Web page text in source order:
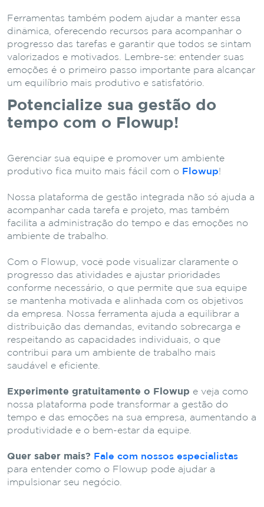
Ferramentas também podem ajudar a manter essa
dinâmica, oferecendo recursos para acompanhar o
progresso das tarefas e garantir que todos se sintam
valorizados e motivados. Lembre-se: entender suas
emoções é o primeiro passo importante para alcançar
um equilíbrio mais produtivo e satisfatório.
Potencialize sua gestão do
tempo com o Flowup!
Gerenciar sua equipe e promover um ambiente
produtivo fica muito mais fácil com o Flowup!
Nossa plataforma de gestão integrada não só ajuda a
acompanhar cada tarefa e projeto, mas também
facilita a administração do tempo e das emoções no
ambiente de trabalho.
Com o Flowup, você pode visualizar claramente o
progresso das atividades e ajustar prioridades
conforme necessário, o que permite que sua equipe
se mantenha motivada e alinhada com os objetivos
da empresa. Nossa ferramenta ajuda a equilibrar a
distribuição das demandas, evitando sobrecarga e
respeitando as capacidades individuais, o que
contribui para um ambiente de trabalho mais
saudável e eficiente.
Experimente gratuitamente o Flowup e veja como
nossa plataforma pode transformar a gestão do
tempo e das emoções na sua empresa, aumentando a
produtividade e o bem-estar da equipe.
Quer saber mais? Fale com nossos especialistas
para entender como o Flowup pode ajudar a
impulsionar seu negócio.